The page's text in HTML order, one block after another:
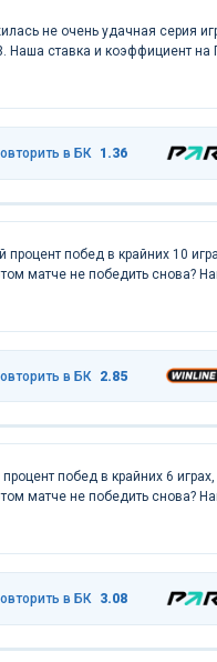
не очень удачная серия
Наша ставка и коэффициент на
в БК 1.36
побед в крайних 10
матче не победить снова?
в БК 2.85
побед в крайних 6 играх,
матче не победить снова?
в БК 3.08